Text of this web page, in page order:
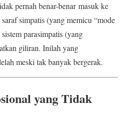
pernah benar-benar masuk ke
simpatis (yang memicu “mode
parasimpatis (yang
giliran. Inilah yang
meski tak banyak bergerak.
yang Tidak